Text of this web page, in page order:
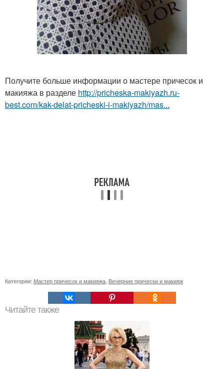
Получите больше информации о мастере причесок и
макияжа в разделе http://pricheska-makiyazh.ru-
best.com/kak-delat-pricheski-i-makiyazh/mas...
Категории: Мастер причесок и макияжа Вечерние прически и макияж
Читайте также